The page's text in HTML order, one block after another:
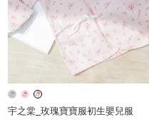
宇之棠_玫瑰寶寶服初生嬰兒服